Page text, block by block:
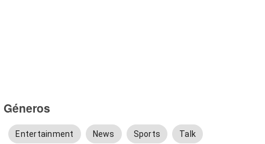
Géneros
Entertainment News Sports Talk